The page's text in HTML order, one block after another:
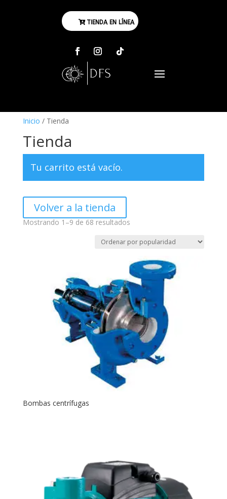
TIENDA EN LÍNEA
Inicio / Tienda
Tienda
Tu carrito está vacío.
Volver a la tienda
Mostrando 1–9 de 68 resultadosSorted
popularity
Bombas centrífugas